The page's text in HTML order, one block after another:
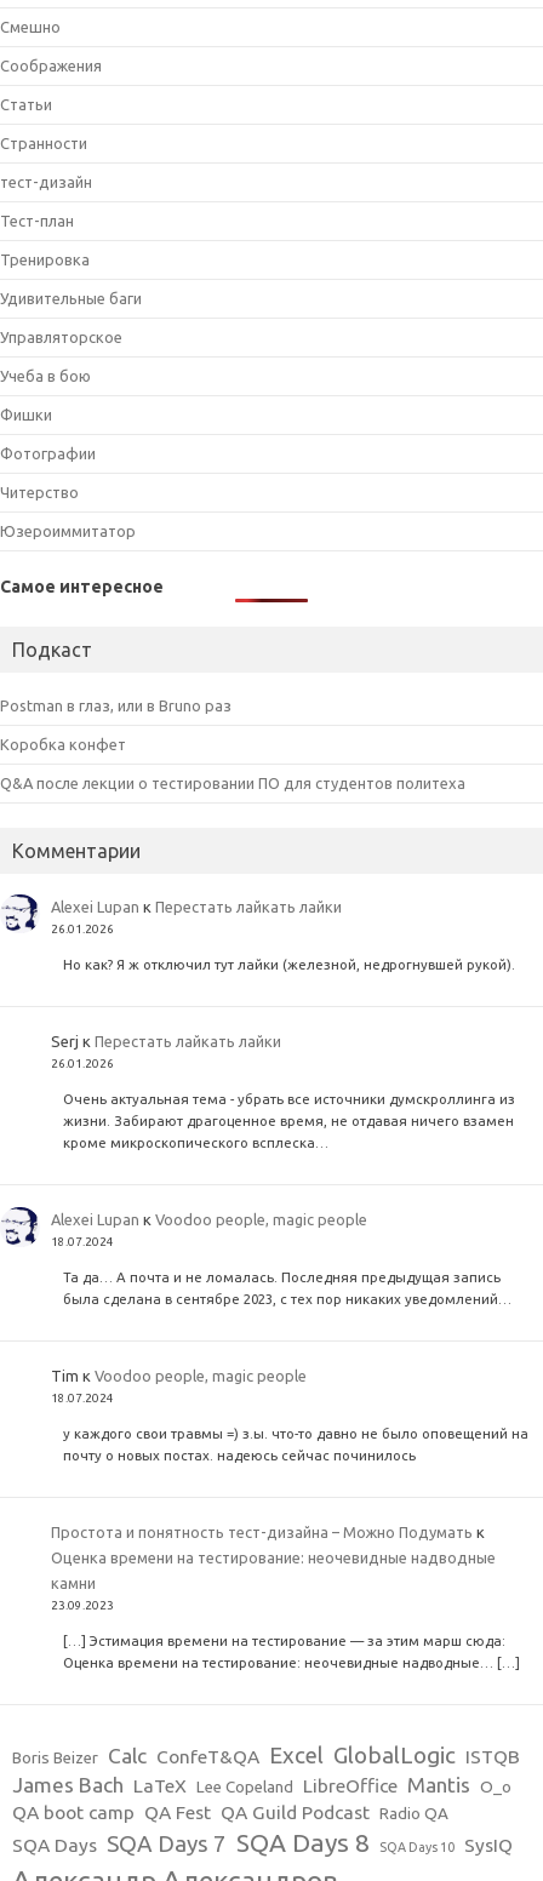
Смешно
Соображения
Статьи
Странности
тест-дизайн
Тест-план
Тренировка
Удивительные баги
Управляторское
Учеба в бою
Фишки
Фотографии
Читерство
Юзероиммитатор
Самое интересное
Подкаст
Postman в глаз, или в Bruno раз
Коробка конфет
Q&A после лекции о тестировании ПО для студентов политеха
Комментарии
Alexei Lupan кПерестать лайкать лайки
26.01.2026
Но как? Я ж отключил тут лайки (железной, недрогнувшей рукой).
Serj кПерестать лайкать лайки
26.01.2026
Очень актуальная тема - убрать все источники думскроллинга из
жизни. Забирают драгоценное время, не отдавая ничего взамен
кроме микроскопического всплеска…
Alexei Lupan кVoodoo people, magic people
18.07.2024
Та да… А почта и не ломалась. Последняя предыдущая запись
была сделана в сентябре 2023, с тех пор никаких уведомлений…
Tim кVoodoo people, magic people
18.07.2024
у каждого свои травмы =) з.ы. что-то давно не было оповещений на
почту о новых постах. надеюсь сейчас починилось
Простота и понятность тест-дизайна – Можно Подумать к
Оценка времени на тестирование: неочевидные надводные
камни
23.09.2023
[…] Эстимация времени на тестирование — за этим марш сюда:
Оценка времени на тестирование: неочевидные надводные… […]
Boris Beizer Calc ConfeT&QA Excel GlobalLogic ISTQB
James Bach LaTeX Lee Copeland LibreOffice Mantis O_o
QA boot camp QA Fest QA Guild Podcast Radio QA
SQA Days SQA Days 7 SQA Days 8 SQA Days 10 SysIQ